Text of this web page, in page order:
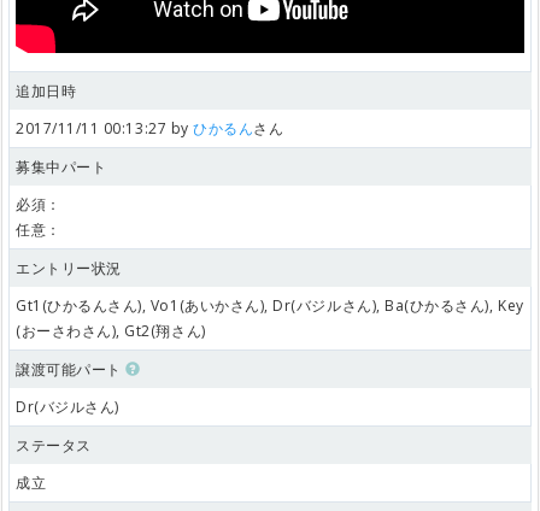
追加日時
2017/11/11 00:13:27 byひかるんさん
募集中パート
必須：
任意：
エントリー状況
Gt1(ひかるんさん), Vo1(あいかさん), Dr(バジルさん), Ba(ひかるさん), Key
(おーさわさん), Gt2(翔さん)
譲渡可能パート
Dr(バジルさん)
ステータス
成立